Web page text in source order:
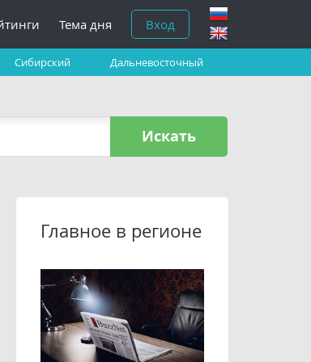
Тема дня Вход
Сибирский Дальневосточный
Искать
Главное в регионе